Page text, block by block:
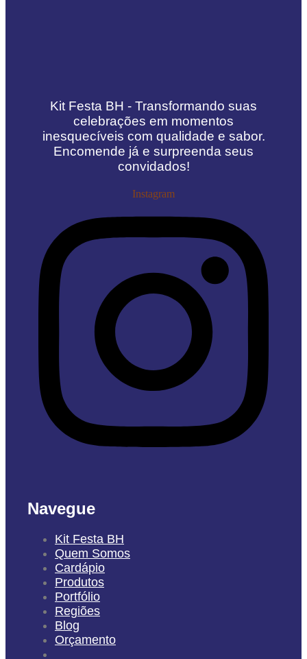
Kit Festa BH - Transformando suas
celebrações em momentos
inesquecíveis com qualidade e sabor.
Encomende já e surpreenda seus
convidados!
Instagram
Navegue
Kit Festa BH
Quem Somos
Cardápio
Produtos
Portfólio
Regiões
Blog
Orçamento